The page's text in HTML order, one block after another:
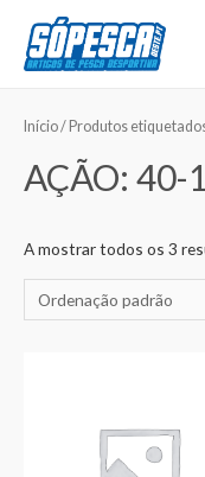
Início/ Produtos
AÇÃO: 40-
A mostrar todos os 3